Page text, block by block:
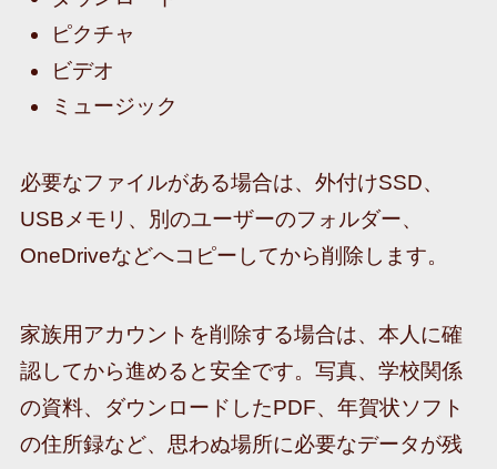
ピクチャ
ビデオ
ミュージック
必要なファイルがある場合は、外付けSSD、
USBメモリ、別のユーザーのフォルダー、
OneDriveなどへコピーしてから削除します。
家族用アカウントを削除する場合は、本人に確
認してから進めると安全です。写真、学校関係
の資料、ダウンロードしたPDF、年賀状ソフト
の住所録など、思わぬ場所に必要なデータが残